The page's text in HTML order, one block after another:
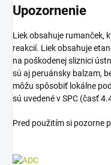
Upozornenie
Liek obsahuje rumanček,
reakcií. Liek obsahuje
na poškodenej sliznici
sú aj peruánsky balzam,
môžu spôsobiť lokálne
sú uvedené v SPC (časť
Pred použitím si pozorne